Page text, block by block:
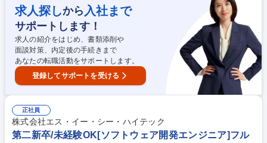
ウェアラインナップ例】■BAKUNE パジャマ ■フーディー ■ジャケット ■
スウェット ■ゴルフウェア ■ポロシャツ/半袖シャツ ■ワンピース ■インナ
ーウェア など 募集職種 【生産管理/アパレル】BAKUNE手掛ける2025年
上場の注目企業!リモート可◎
求人探しから 入社まで
サポートします！
求人の紹介をはじめ、書類添削や
面談対策、内定後の手続きまで
あなたの転職活動をサポートします。
登録してサポートを受ける
正社員
株式会社エス・イー・シー・ハイテック
第二新卒/未経験OK[ソフトウェア開発エンジニア]フル